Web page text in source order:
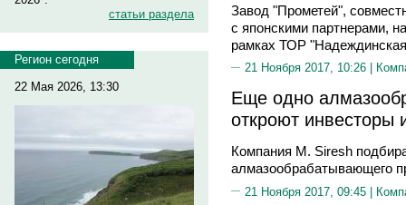
статьи раздела
Регион сегодня
22 Мая 2026, 13:30
Завод "Прометей",
с японскими партнерами,
рамках ТОР
21 Ноября 2017, 10:26 |
Еще одно
откроют
Компания М. Siresh
алмазообрабатывающего
21 Ноября 2017, 09:45 |